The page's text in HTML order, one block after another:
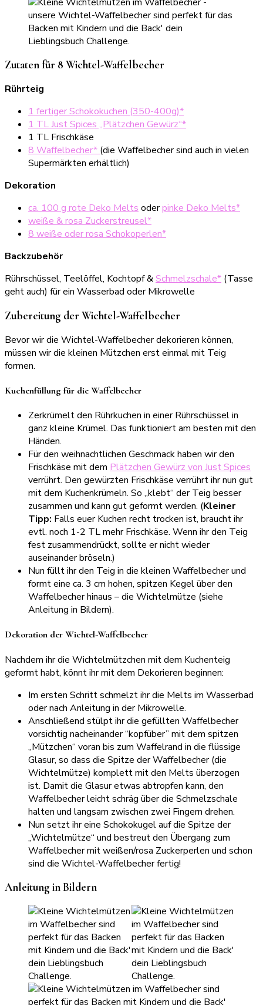
Zutaten für 8 Wichtel-Waffelbecher
Rührteig
1 fertiger Schokokuchen (350-400g)*
1 TL Just Spices „Plätzchen Gewürz“*
1 TL Frischkäse
8 Waffelbecher* (die Waffelbecher sind auch in vielen
Supermärkten erhältlich)
Dekoration
ca. 100 g rote Deko Melts oderpinke Deko Melts*
weiße & rosa Zuckerstreusel*
8 weiße oder rosa Schokoperlen*
Backzubehör
Rührschüssel, Teelöffel, Kochtopf &Schmelzschale* (Tasse
geht auch) für ein Wasserbad oder Mikrowelle
Zubereitung der Wichtel-Waffelbecher
Bevor wir die Wichtel-Waffelbecher dekorieren können,
müssen wir die kleinen Mützchen erst einmal mit Teig
formen.
Kuchenfüllung für die Waffelbecher
Zerkrümelt den Rührkuchen in einer Rührschüssel in
ganz kleine Krümel. Das funktioniert am besten mit den
Händen.
Für den weihnachtlichen Geschmack haben wir den
Frischkäse mit dem Plätzchen Gewürz von Just Spices
verrührt. Den gewürzten Frischkäse verrührt ihr nun gut
mit dem Kuchenkrümeln. So „klebt“ der Teig besser
zusammen und kann gut geformt werden. (Kleiner
Tipp: Falls euer Kuchen recht trocken ist, braucht ihr
evtl. noch 1-2 TL mehr Frischkäse. Wenn ihr den Teig
fest zusammendrückt, sollte er nicht wieder
auseinander bröseln.)
Nun füllt ihr den Teig in die kleinen Waffelbecher und
formt eine ca. 3 cm hohen, spitzen Kegel über den
Waffelbecher hinaus – die Wichtelmütze (siehe
Anleitung in Bildern).
Dekoration der Wichtel-Waffelbecher
Nachdem ihr die Wichtelmützchen mit dem Kuchenteig
geformt habt, könnt ihr mit dem Dekorieren beginnen:
Im ersten Schritt schmelzt ihr die Melts im Wasserbad
oder nach Anleitung in der Mikrowelle.
Anschließend stülpt ihr die gefüllten Waffelbecher
vorsichtig nacheinander “kopfüber” mit dem spitzen
„Mützchen“ voran bis zum Waffelrand in die flüssige
Glasur, so dass die Spitze der Waffelbecher (die
Wichtelmütze) komplett mit den Melts überzogen
ist. Damit die Glasur etwas abtropfen kann, den
Waffelbecher leicht schräg über die Schmelzschale
halten und langsam zwischen zwei Fingern drehen.
Nun setzt ihr eine Schokokugel auf die Spitze der
„Wichtelmütze“ und bestreut den Übergang zum
Waffelbecher mit weißen/rosa Zuckerperlen und schon
sind die Wichtel-Waffelbecher fertig!
Anleitung in Bildern